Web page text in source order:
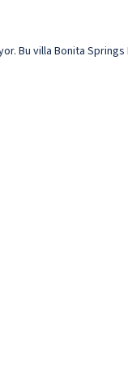
Bu villa Bonita Springs